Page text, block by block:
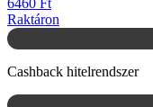
6460 Ft
Raktáron
Cashback hitelrendszer